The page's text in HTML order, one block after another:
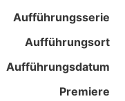
Aufführungsserie
Aufführungsort
Aufführungsdatum
Premiere